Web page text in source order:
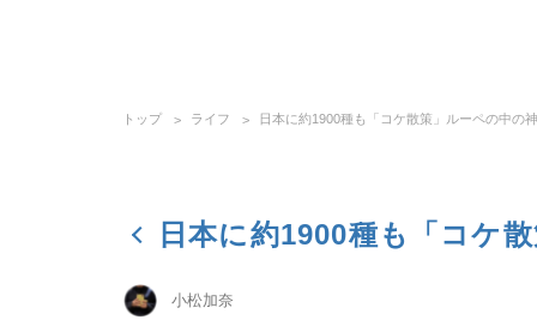
トップ ライフ 日本に約1900種も「コケ散策」ルーペの中の
日本に約1900種も「コケ
小松加奈